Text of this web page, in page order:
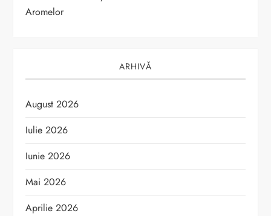
e
Aromelor
ARHIVĂ
August 2026
Iulie 2026
Iunie 2026
Mai 2026
Aprilie 2026